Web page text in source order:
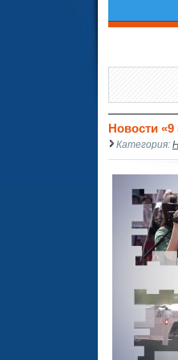
Новости «9
Категория: